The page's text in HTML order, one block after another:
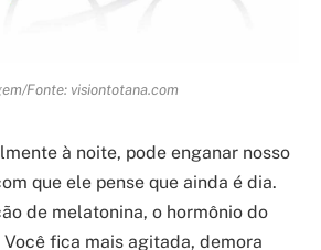
Fonte: visiontotana.com
à noite, pode enganar nosso
que ele pense que ainda é dia.
de melatonina, o hormônio do
Você fica mais agitada, demora